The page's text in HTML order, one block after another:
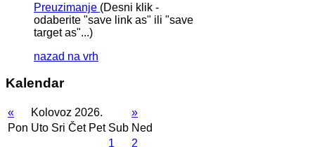
Preuzimanje (Desni klik -
odaberite "save link as" ili "save
target as"...)
nazad na vrh
Kalendar
« Kolovoz 2026.
»
Pon Uto Sri Čet Pet Sub Ned
1
2